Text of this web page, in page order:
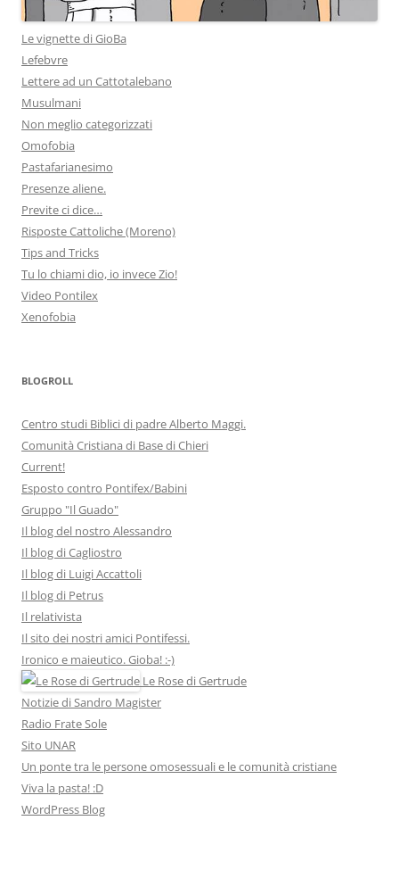
Le vignette di GioBa
Lefebvre
Lettere ad un Cattotalebano
Musulmani
Non meglio categorizzati
Omofobia
Pastafarianesimo
Presenze aliene.
Previte ci dice…
Risposte Cattoliche (Moreno)
Tips and Tricks
Tu lo chiami dio, io invece Zio!
Video Pontilex
Xenofobia
BLOGROLL
Centro studi Biblici di padre Alberto Maggi.
Comunità Cristiana di Base di Chieri
Current!
Esposto contro Pontifex/Babini
Gruppo "Il Guado"
Il blog del nostro Alessandro
Il blog di Cagliostro
Il blog di Luigi Accattoli
Il blog di Petrus
Il relativista
Il sito dei nostri amici Pontifessi.
Ironico e maieutico. Gioba! :-)
Le Rose di Gertrude
Notizie di Sandro Magister
Radio Frate Sole
Sito UNAR
Un ponte tra le persone omosessuali e le comunità cristiane
Viva la pasta! :D
WordPress Blog